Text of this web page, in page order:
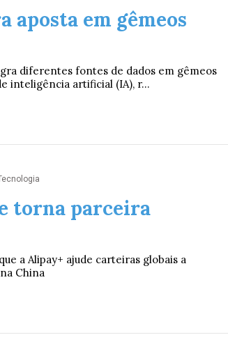
em gêmeos
diferentes fontes de dados em gêmeos
inteligência artificial (IA), r...
torna parceira
a Alipay+ ajude carteiras globais a
China